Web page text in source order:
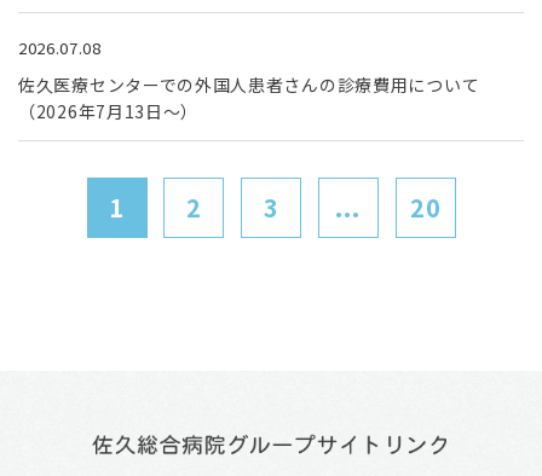
2026.07.08
佐久医療センターでの外国人患者さんの診療費用について
（2026年7月13日～）
1 2 3 ... 20